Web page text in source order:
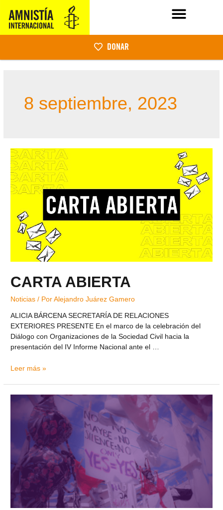
DONAR
8 septiembre, 2023
CARTA ABIERTA
Noticias / PorAlejandro Juárez Gamero
ALICIA BÁRCENA SECRETARÍA DE RELACIONES
EXTERIORES PRESENTE En el marco de la celebración del
Diálogo con Organizaciones de la Sociedad Civil hacia la
presentación del IV Informe Nacional ante el …
Leer más »